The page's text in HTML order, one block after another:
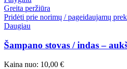
Greita peržiūra
Pridėti prie norimų / pageidaujamų
Daugiau
Šampano stovas / indas –
Kaina nuo: 10,00 €